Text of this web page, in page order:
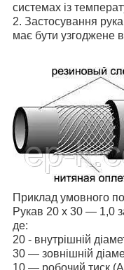
системах із
2. Застосування
має бути узгоджене
Приклад умовного
Рукав 20 х 30 — 1,0
де:
20 - внутрішній
30 — зовнішній
10 — робочий тиск